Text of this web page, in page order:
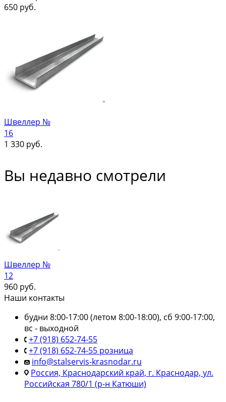
650 руб.
Швеллер №
16
1 330 руб.
Вы недавно смотрели
Швеллер №
12
960 руб.
Наши контакты
будни 8:00-17:00 (летом 8:00-18:00), сб 9:00-17:00,
вс - выходной
+7 (918) 652-74-55
+7 (918) 652-74-55 розница
info@stalservis-krasnodar.ru
Россия, Краснодарский край, г. Краснодар, ул.
Российская 780/1 (р-н Катюши)